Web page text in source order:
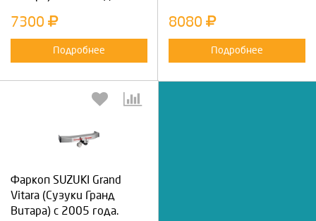
7300
Подробнее
8080
Подробнее
Фаркоп SUZUKI Grand
Vitara (Сузуки Гранд
Витара) с 2005 года.